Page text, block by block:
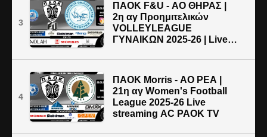
3
ΠΑΟΚ F&U - ΑΟ ΘΗΡΑΣ |
2η αγ Προημιτελικών
VOLLEYLEAGUE
ΓΥΝΑΙΚΩΝ 2025-26 | Live
4
ΠΑΟΚ Morris - ΑΟ ΡΕΑ |
21η αγ Women's Football
League 2025-26 Live
streaming AC PAOK TV